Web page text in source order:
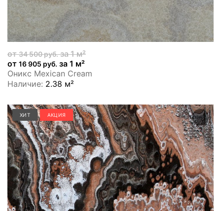
от34 500 руб.за 1 м²
от 16 905 руб. за 1 м²
Оникс Mexican Cream
Наличие: 2.38 м²
ХИТ АКЦИЯ